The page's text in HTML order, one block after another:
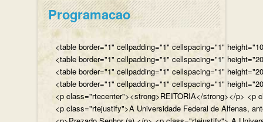
Programacao
<table border="1" cellpadding="1" cellspacing="1"
<table border="1" cellpadding="1" cellspacing="1"
<table border="1" cellpadding="1" cellspacing="1"
<table border="1" cellpadding="1" cellspacing="1"
<p class="rtecenter"><strong>REITORIA</strong></p> <p
<p class="rtejustify">A Universidade Federal de Alfenas,